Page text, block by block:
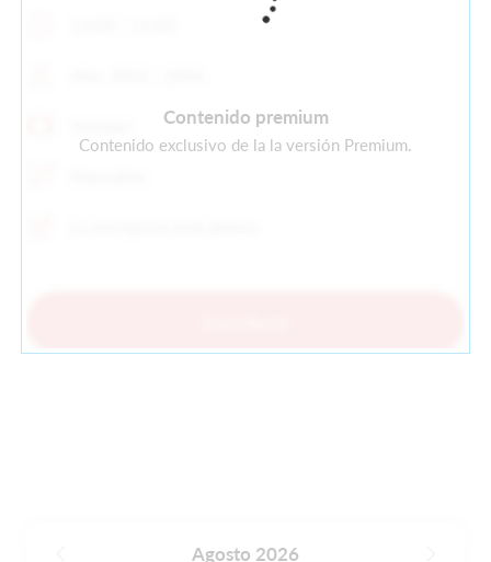
Contenido premium
Contenido exclusivo de la la versión Premium.
Agosto 2026